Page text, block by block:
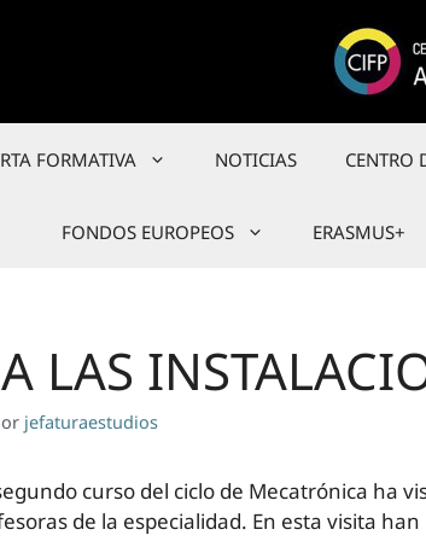
FORMATIVA NOTICIAS CENTRO
FONDOS EUROPEOS ERASMUS+
LAS
jefaturaestudios
curso del ciclo de Mecatrónica ha
de la especialidad. En esta visita